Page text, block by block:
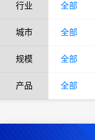
行业 全部
城市 全部
规模 全部
产品 全部